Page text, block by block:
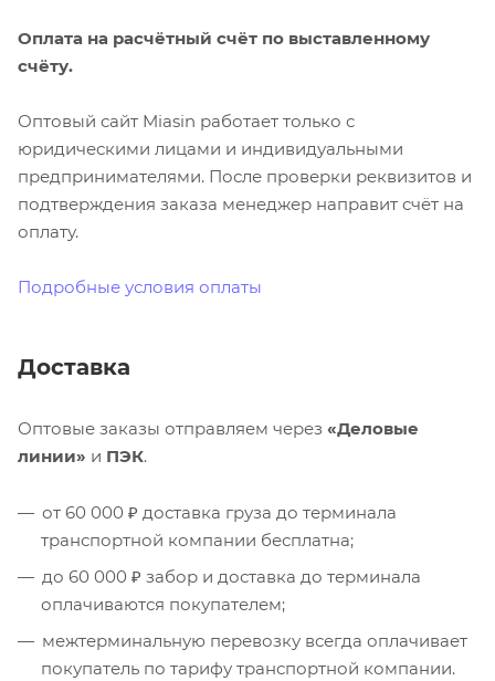
Оплата на расчётный счёт по выставленному
счёту.
Оптовый сайт Miasin работает только с
юридическими лицами и индивидуальными
предпринимателями. После проверки реквизитов и
подтверждения заказа менеджер направит счёт на
оплату.
Подробные условия оплаты
Доставка
Оптовые заказы отправляем через «Деловые
линии» и ПЭК.
от 60 000 ₽ доставка груза до терминала
транспортной компании бесплатна;
до 60 000 ₽ забор и доставка до терминала
оплачиваются покупателем;
межтерминальную перевозку всегда оплачивает
покупатель по тарифу транспортной компании.